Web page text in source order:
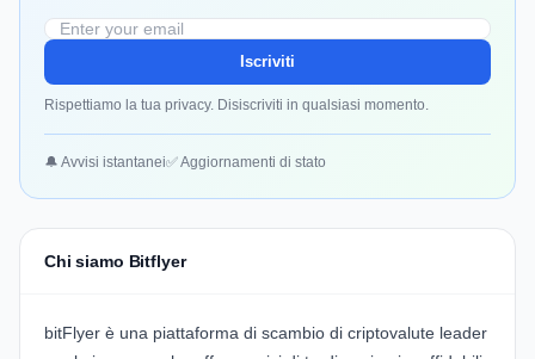
Iscriviti
Rispettiamo la tua privacy. Disiscriviti in qualsiasi momento.
🔔 Avvisi istantanei✅ Aggiornamenti di stato
Chi siamo Bitflyer
bitFlyer è una piattaforma di scambio di criptovalute leader